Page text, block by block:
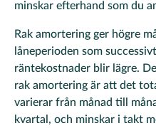
minskar efterhand som du
Rak amortering ger högre
låneperioden som
räntekostnader blir lägre.
rak amortering är att det
varierar från månad till
kvartal, och minskar i takt